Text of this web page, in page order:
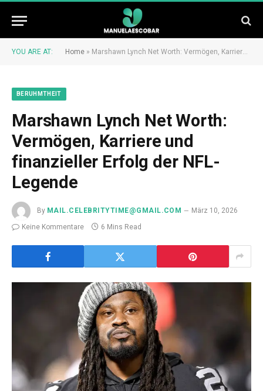
YOU ARE AT: Home » Marshawn Lynch Net Worth: Vermögen, Karriere und finanzieller Erfolg der NFL-Legende
BERUHMTHEIT
Marshawn Lynch Net Worth:
Vermögen, Karriere und
finanzieller Erfolg der NFL-
Legende
By MAIL.CELEBRITYTIME@GMAIL.COM
März 10, 2026
Keine Kommentare
6 Mins Read